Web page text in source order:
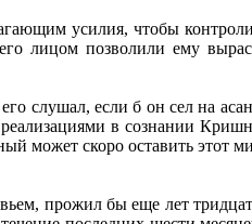
усилия, чтобы
лицом позволили ему
слушал, если б он сел на
в сознании
скоро оставить этот
прожил бы еще лет